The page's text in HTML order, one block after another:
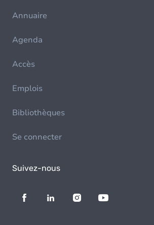
Annuaire
Agenda
Accès
Emplois
Bibliothèques
Se connecter
Suivez-nous